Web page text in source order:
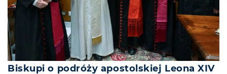
Biskupi o podróży apostolskiej Leona XIV